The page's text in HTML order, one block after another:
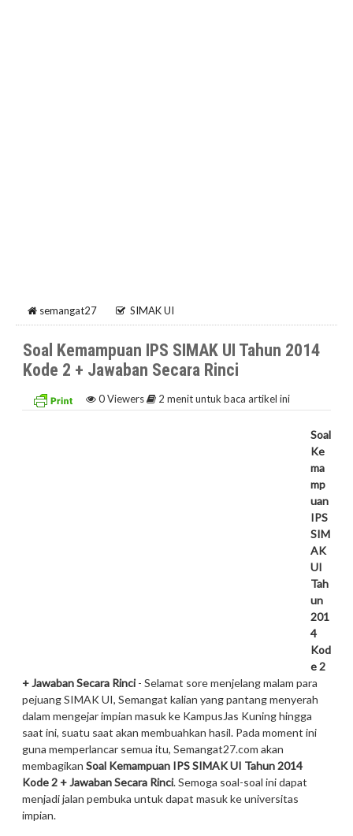
semangat27 SIMAK UI
Soal Kemampuan IPS SIMAK UI Tahun 2014
Kode 2 + Jawaban Secara Rinci
0Viewers 2 menit untuk baca artikel ini
Soal
Ke
ma
mp
uan
IPS
SIM
AK
UI
Tah
un
201
4
Kod
e 2
+ Jawaban Secara Rinci- Selamat sore menjelang malam para
pejuang SIMAK UI, Semangat kalian yang pantang menyerah
dalam mengejar impian masuk ke KampusJas Kuning hingga
saat ini, suatu saat akan membuahkan hasil. Pada moment ini
guna memperlancar semua itu, Semangat27.com akan
membagikan Soal Kemampuan IPS SIMAK UI Tahun 2014
Kode 2 + Jawaban Secara Rinci. Semoga soal-soal ini dapat
menjadi jalan pembuka untuk dapat masuk ke universitas
impian.